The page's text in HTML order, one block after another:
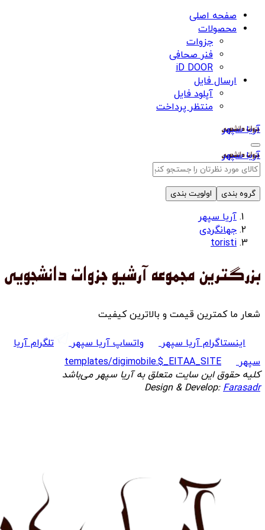
صفحه اصلی
محصولات
جزوات
فنر صحافی
iD DOOR
ارسال فایل
آپلود فایل
منتظر پرداخت
آریا سپهر
آریا سپهر
گروه بندی اولویت بندی
آریا سپهر
جهانگردی
toristi
شعار ما کمترین قیمت و بالاترین کیفیت
اینستاگرام آریا سپهر واتساپ آریا سپهر
تلگرام آریا
سپهر
templates/digimobile.$_EITAA_SITE
کلیه حقوق این سایت متعلق به آریا سپهر می‌باشد
Design & Develop:Farasadr